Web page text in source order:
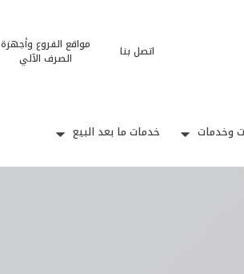
اتصل بنا
مواقع الفروع وأجهزة
الصرف الآلي
وخدمات خدمات ما بعد البيع